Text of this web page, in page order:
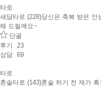
타로
새담타로 (228)당신은 축복 받은 인
해 드릴께요~
단골
후기
23
상담 69
타로
혼술타로 (143)혼술 하기 전 제가